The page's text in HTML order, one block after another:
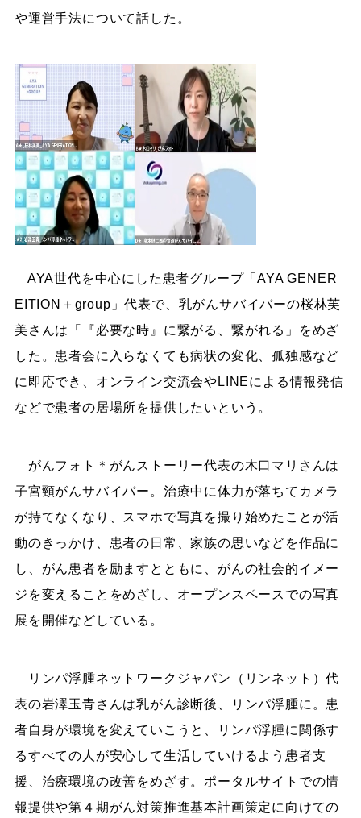
や運営手法について話した。
AYA世代を中心にした患者グループ「AYA GENER
EITION＋group」代表で、乳がんサバイバーの桜林芙
美さんは「『必要な時』に繋がる、繋がれる」をめざ
した。患者会に入らなくても病状の変化、孤独感など
に即応でき、オンライン交流会やLINEによる情報発信
などで患者の居場所を提供したいという。
がんフォト＊がんストーリー代表の木口マリさんは
子宮頸がんサバイバー。治療中に体力が落ちてカメラ
が持てなくなり、スマホで写真を撮り始めたことが活
動のきっかけ、患者の日常、家族の思いなどを作品に
し、がん患者を励ますとともに、がんの社会的イメー
ジを変えることをめざし、オープンスペースでの写真
展を開催などしている。
リンパ浮腫ネットワークジャパン（リンネット）代
表の岩澤玉青さんは乳がん診断後、リンパ浮腫に。患
者自身が環境を変えていこうと、リンパ浮腫に関係す
るすべての人が安心して生活していけるよう患者支
援、治療環境の改善をめざす。ポータルサイトでの情
報提供や第４期がん対策推進基本計画策定に向けての